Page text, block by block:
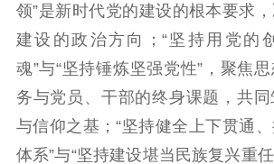
领”是新时代党的建设的根本要求
建设的政治方向；“坚持用党的
魂”与“坚持锤炼坚强党性”，聚焦
务与党员、干部的终身课题，共
与信仰之基；“坚持健全上下贯通
体系”与“坚持建设堪当民族复兴重